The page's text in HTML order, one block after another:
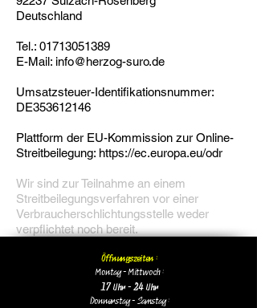
Deutschland
Tel.: 01713051389
E-Mail: info@herzog-suro.de
Umsatzsteuer-Identifikationsnummer:
DE353612146
Plattform der EU-Kommission zur Online-
Streitbeilegung: https://ec.europa.eu/odr
Wir sind zur Teilnahme an einem
Streitbeilegungsverfahren vor einer
Verbraucherschlichtungsstelle weder
verpflichtet noch bereit.
Öffnungszeiten :
Montag - Mittwoch :
17 Uhr - 24 Uhr
Donnerstag - Samstag :